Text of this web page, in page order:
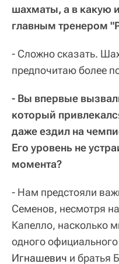
шахматы, а в какую
главным тренером
- Сложно сказать.
предпочитаю более
- Вы впервые
который
даже ездил на
Его уровень не
момента?
- Нам предстояли
Семенов, несмотря
Капелло, насколько
одного
Игнашевич и братья